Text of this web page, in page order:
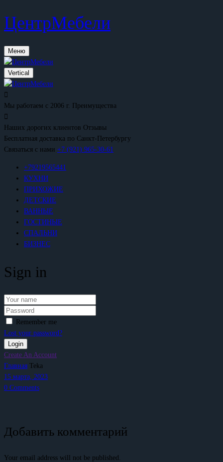
ЦентрМебели
Меню
Vertical
Мы работаем с 2006 г. Преимущества
Наших дорогих клиентов Отзывы
Бесплатная доставка по Санкт-Петербургу
Связаться с нами +7 (921) 965-30-61
+79219565441
КУХНИ
ПРИХОЖИЕ
ДЕТСКИЕ
ВАННЫЕ
ГОСТИНЫЕ
СПАЛЬНИ
БИЗНЕС
Sign in
Remember me
Lost your password?
Create An Account
Главная Teka
15 марта, 2023
0 Comments
Добавить комментарий
Your email address will not be published.